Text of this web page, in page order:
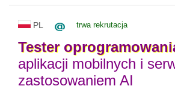
PL trwa rekrutacja
Tester
aplikacji mobilnych i
zastosowaniem AI